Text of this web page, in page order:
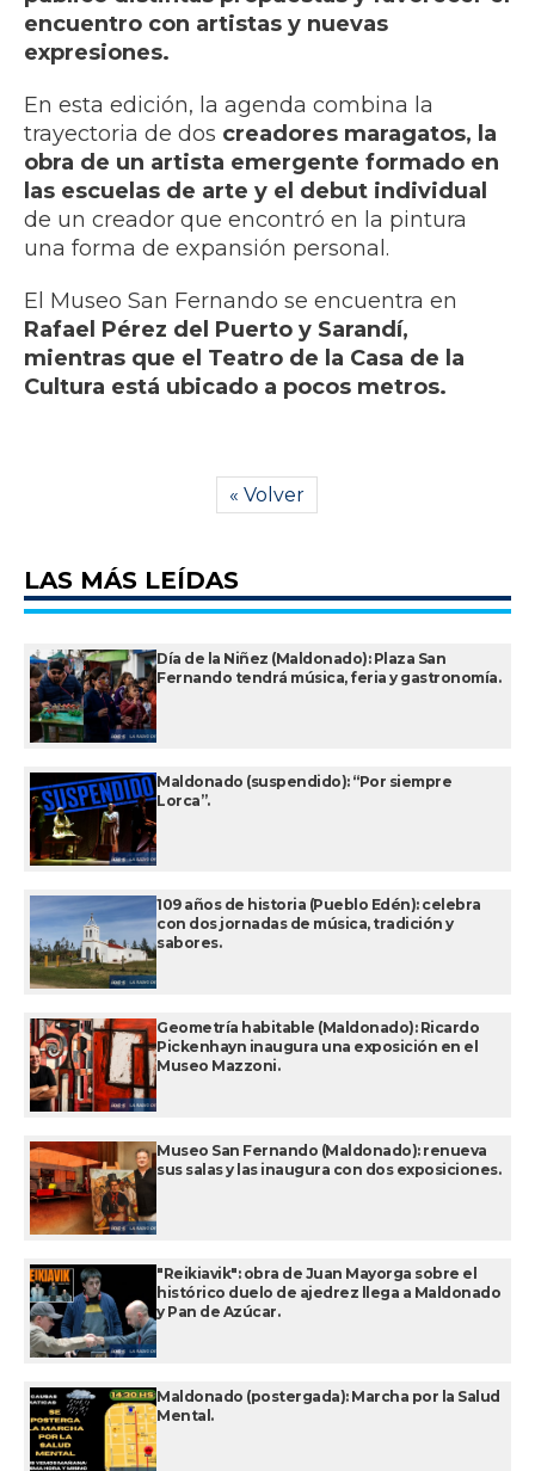
encuentro con artistas y nuevas
expresiones.
En esta edición, la agenda combina la
trayectoria de dos creadores maragatos, la
obra de un artista emergente formado en
las escuelas de arte y el debut individual
de un creador que encontró en la pintura
una forma de expansión personal.
El Museo San Fernando se encuentra en
Rafael Pérez del Puerto y Sarandí,
mientras que el Teatro de la Casa de la
Cultura está ubicado a pocos metros.
« Volver
LAS MÁS LEÍDAS
Día de la Niñez (Maldonado): Plaza San
Fernando tendrá música, feria y gastronomía.
Maldonado (suspendido): “Por siempre
Lorca”.
109 años de historia (Pueblo Edén): celebra
con dos jornadas de música, tradición y
sabores.
Geometría habitable (Maldonado): Ricardo
Pickenhayn inaugura una exposición en el
Museo Mazzoni.
Museo San Fernando (Maldonado): renueva
sus salas y las inaugura con dos exposiciones.
"Reikiavik": obra de Juan Mayorga sobre el
histórico duelo de ajedrez llega a Maldonado
y Pan de Azúcar.
Maldonado (postergada): Marcha por la Salud
Mental.